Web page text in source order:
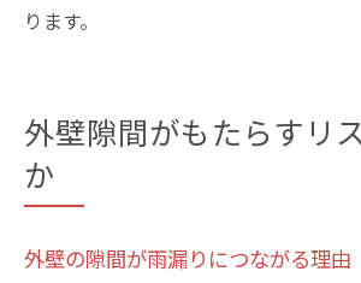
ります。
外壁隙間がもたらすリ
か
外壁の隙間が雨漏りにつながる理由